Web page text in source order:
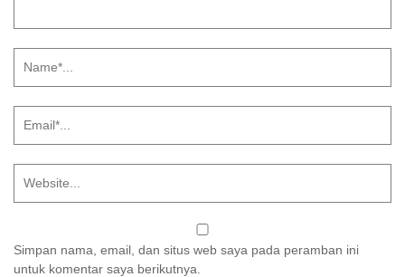
Simpan nama, email, dan situs web saya pada peramban ini
untuk komentar saya berikutnya.